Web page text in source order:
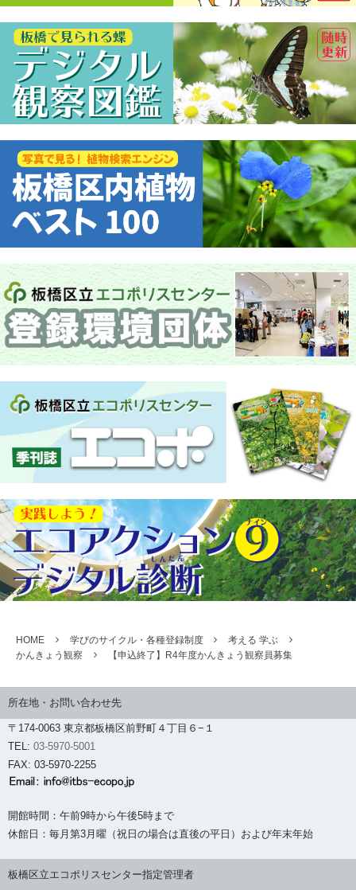
HOME 学びのサイクル・各種登録制度
考える 学ぶ
かんきょう観察
【申込終了】R4年度かんきょう観察員募集
所在地・お問い合わせ先
〒174-0063 東京都板橋区前野町４丁目６−１
TEL: 03-5970-5001
FAX: 03-5970-2255
開館時間：午前9時から午後5時まで
休館日：毎月第3月曜（祝日の場合は直後の平日）および年末年始
板橋区立エコポリスセンター指定管理者